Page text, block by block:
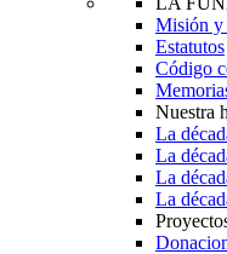
Misión y
Estatutos
Código
Nuestra
La
La
La
La